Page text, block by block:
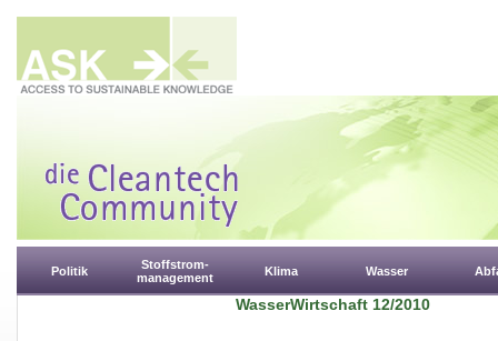
Politik
Stoffstrom-
management
Klima Wasser
WasserWirtschaft 12/2010